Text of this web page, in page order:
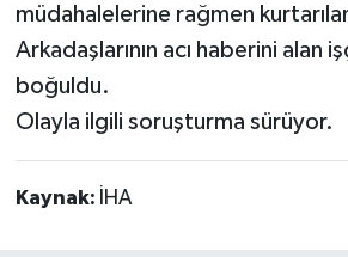
müdahalelerine rağmen
Arkadaşlarının acı haberini alan
boğuldu.
Olayla ilgili soruşturma sürüyor.
Kaynak: İHA